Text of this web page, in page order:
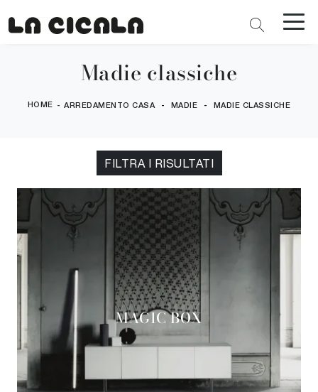
Madie classiche
HOME - ARREDAMENTO CASA - MADIE - MADIE CLASSICHE
FILTRA I RISULTATI
MAGIC BOX